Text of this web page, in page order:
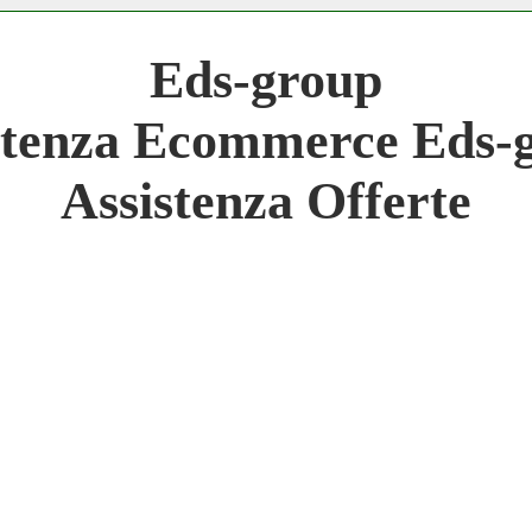
3.000 € Mese
Eds-group
Ecommerce
Assistenza Offerte